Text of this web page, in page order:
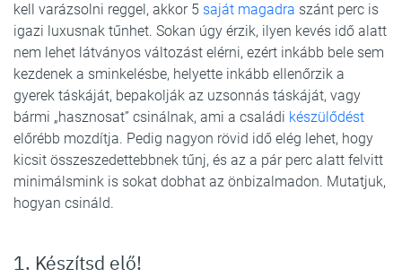
kell varázsolni reggel, akkor 5 saját magadra szánt perc is
igazi luxusnak tűnhet. Sokan úgy érzik, ilyen kevés idő alatt
nem lehet látványos változást elérni, ezért inkább bele sem
kezdenek a sminkelésbe, helyette inkább ellenőrzik a
gyerek táskáját, bepakolják az uzsonnás táskáját, vagy
bármi „hasznosat” csinálnak, ami a családi készülődést
előrébb mozdítja. Pedig nagyon rövid idő elég lehet, hogy
kicsit összeszedettebbnek tűnj, és az a pár perc alatt felvitt
minimálsmink is sokat dobhat az önbizalmadon. Mutatjuk,
hogyan csináld.
1. Készítsd elő!